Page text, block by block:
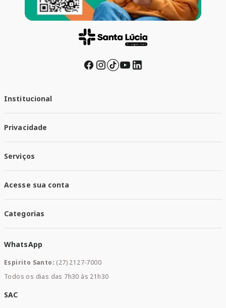
Institucional
Trabalhe conosco
Responsabilidade Social
Nossas Lojas
Privacidade
Política de Entrega
Trocas e Devoluções
Serviços
Santa Mais Exames
Santa Mais Serviços
Santa Mais Convenios
Acesse sua conta
Meus Pedidos
Categorias
Saúde e Bem-estar
Mamães e Bebê
Dermocosméticos
WhatsApp
Espirito Santo: (27) 2127-7000
Todos os dias das 7h30 às 21h30
SAC